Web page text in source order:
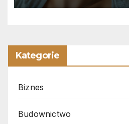
Kategorie
Biznes
Budownictwo